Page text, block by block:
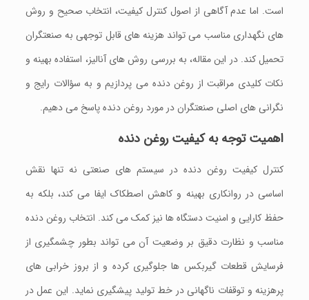
است. اما عدم آگاهی از اصول کنترل کیفیت، انتخاب صحیح و روش‌
های نگهداری مناسب می‌ تواند هزینه‌ های قابل توجهی به صنعتگران
تحمیل کند. در این مقاله، به بررسی روش‌ های آنالیز، استفاده بهینه و
نکات کلیدی مراقبت از روغن دنده می‌ پردازیم و به سؤالات رایج و
نگرانی‌ های اصلی صنعتگران در مورد روغن دنده پاسخ می‌ دهیم.
اهمیت توجه به کیفیت روغن دنده
کنترل کیفیت روغن دنده در سیستم‌ های صنعتی نه تنها نقش
اساسی در روانکاری بهینه و کاهش اصطکاک ایفا می‌ کند، بلکه به
حفظ کارایی و امنیت دستگاه‌ ها نیز کمک می‌ کند. انتخاب روغن دنده
مناسب و نظارت دقیق بر وضعیت آن می‌ تواند بطور چشمگیری از
فرسایش قطعات گیربکس ها جلوگیری کرده و از بروز خرابی‌ های
پرهزینه و توقفات ناگهانی در خط تولید پیشگیری نماید. این عمل در